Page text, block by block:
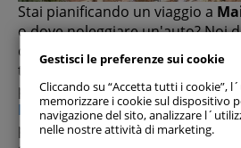
Stai pianificando un viaggio a
o dove noleggiare un'auto? Noi
qui per aiutarti a pianificare il tuo
tutte le informazioni necessarie
perfetto.
Noleggiare un'auto a Maiorcaè
popolarità dell'isola come meta
Gestisci le preferenze sui cookie
Cliccando su “Accetta tutti i cookie”,
memorizzare i cookie sul dispositivo
navigazione del sito, analizzare
nelle nostre attività di marketing.